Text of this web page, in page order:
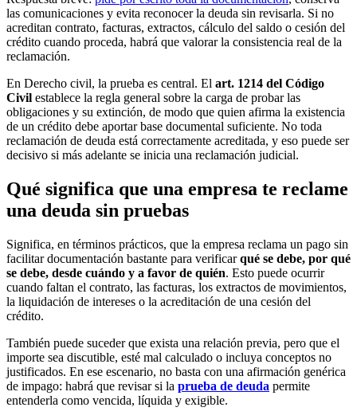
las comunicaciones y evita reconocer la deuda sin revisarla. Si no
acreditan contrato, facturas, extractos, cálculo del saldo o cesión del
crédito cuando proceda, habrá que valorar la consistencia real de la
reclamación.
En Derecho civil, la prueba es central. El art. 1214 del Código
Civil establece la regla general sobre la carga de probar las
obligaciones y su extinción, de modo que quien afirma la existencia
de un crédito debe aportar base documental suficiente. No toda
reclamación de deuda está correctamente acreditada, y eso puede ser
decisivo si más adelante se inicia una reclamación judicial.
Qué significa que una empresa te reclame
una deuda sin pruebas
Significa, en términos prácticos, que la empresa reclama un pago sin
facilitar documentación bastante para verificarqué se debe, por qué
se debe, desde cuándo y a favor de quién. Esto puede ocurrir
cuando faltan el contrato, las facturas, los extractos de movimientos,
la liquidación de intereses o la acreditación de una cesión del
crédito.
También puede suceder que exista una relación previa, pero que el
importe sea discutible, esté mal calculado o incluya conceptos no
justificados. En ese escenario, no basta con una afirmación genérica
de impago: habrá que revisar si la prueba de deuda permite
entenderla como vencida, líquida y exigible.